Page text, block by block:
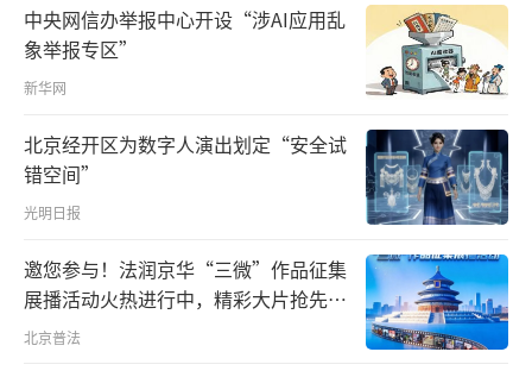
样，不需要等待结果，凭检测凭条就能进去看
诊了。”
记者，在每天近8个小时的值班时间里，他们经
常遇到类似的情况。
如何做到既保证正常接诊又防止院内感
染？把握平衡并不容易。现场的医生告诉记
者，急诊要把握的是“急”字，确认急症后，
中央网信办举报中心开设“涉AI应用乱
象举报专区”
新华网
北京经开区为数字人演出划定“安全试
错空间”
光明日报
邀您参与！法润京华“三微”作品征集
展播活动火热进行中，精彩大片抢先看
～
北京普法